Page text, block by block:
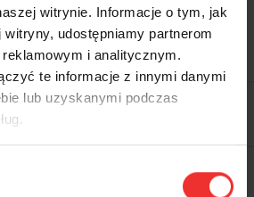
witrynie. Informacje o tym, jak
udostępniamy partnerom
i analitycznym.
te informacje z innymi danymi
lub uzyskanymi podczas
Dostępne
tylko w
bilecie
ALLPASS
VIP